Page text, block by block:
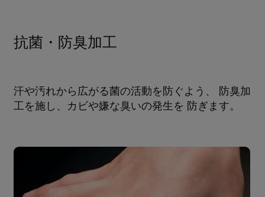
抗菌・防臭加工
汗や汚れから広がる菌の活動を防ぐよう、 防臭加
工を施し、カビや嫌な臭いの発生を 防ぎます。